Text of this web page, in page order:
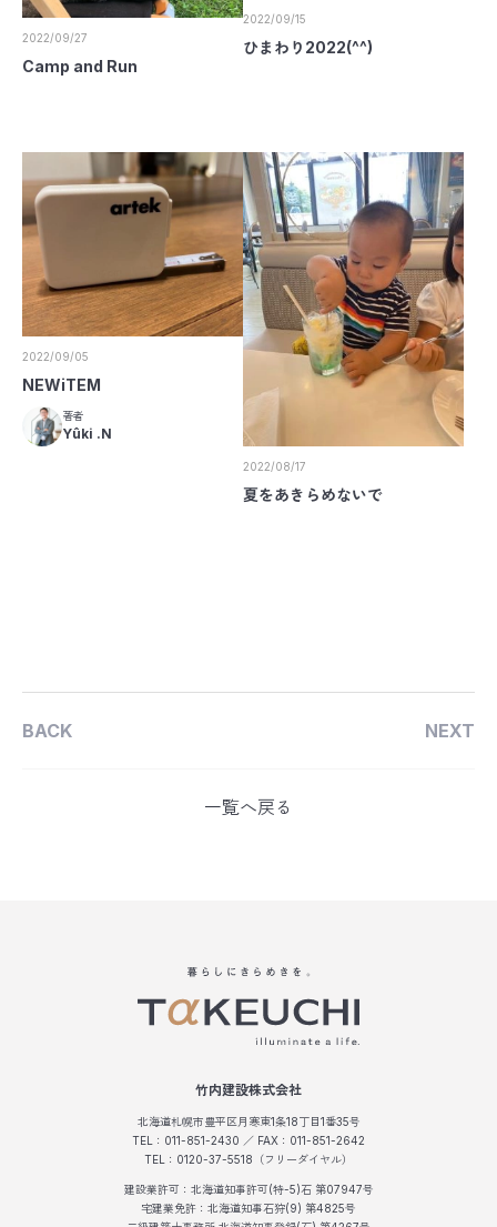
2022/09/27
Camp and Run
2022/09/15
ひまわり2022(^^)
2022/09/05
NEWiTEM
著者
Yûki .N
2022/08/17
夏をあきらめないで
BACK
一覧へ戻る
NEXT
竹内建設株式会社
北海道札幌市豊平区月寒東1条18丁目1番35号
TEL：011-851-2430 ／ FAX：011-851-2642
TEL：0120-37-5518（フリーダイヤル）
建設業許可：北海道知事許可(特-5)石 第07947号
宅建業免許：北海道知事石狩(9) 第4825号